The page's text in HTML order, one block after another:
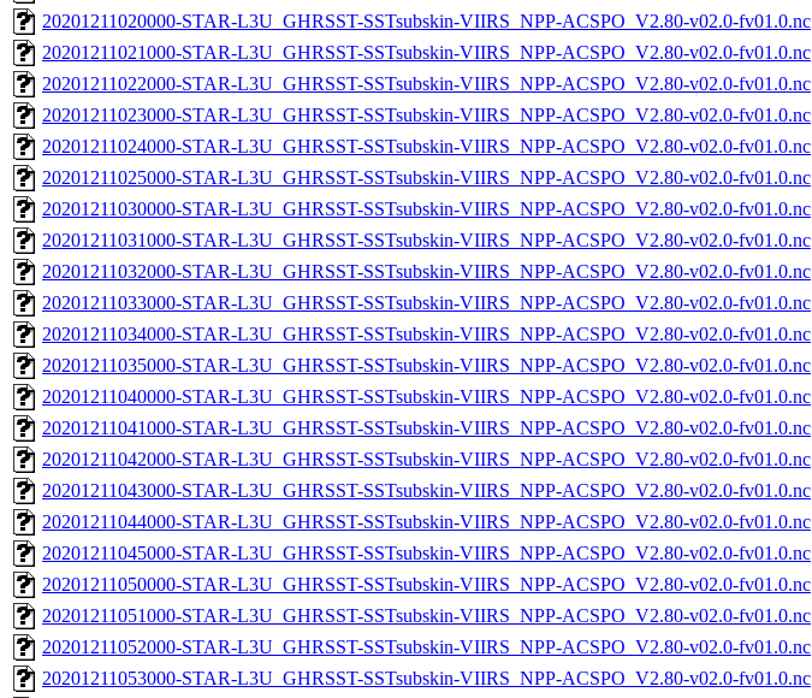
20201211020000-STAR-L3U_GHRSST-SSTsubskin-VIIRS_NPP-ACSPO_V2.80-v02.0-fv01.0.nc
20201211021000-STAR-L3U_GHRSST-SSTsubskin-VIIRS_NPP-ACSPO_V2.80-v02.0-fv01.0.nc
20201211022000-STAR-L3U_GHRSST-SSTsubskin-VIIRS_NPP-ACSPO_V2.80-v02.0-fv01.0.nc
20201211023000-STAR-L3U_GHRSST-SSTsubskin-VIIRS_NPP-ACSPO_V2.80-v02.0-fv01.0.nc
20201211024000-STAR-L3U_GHRSST-SSTsubskin-VIIRS_NPP-ACSPO_V2.80-v02.0-fv01.0.nc
20201211025000-STAR-L3U_GHRSST-SSTsubskin-VIIRS_NPP-ACSPO_V2.80-v02.0-fv01.0.nc
20201211030000-STAR-L3U_GHRSST-SSTsubskin-VIIRS_NPP-ACSPO_V2.80-v02.0-fv01.0.nc
20201211031000-STAR-L3U_GHRSST-SSTsubskin-VIIRS_NPP-ACSPO_V2.80-v02.0-fv01.0.nc
20201211032000-STAR-L3U_GHRSST-SSTsubskin-VIIRS_NPP-ACSPO_V2.80-v02.0-fv01.0.nc
20201211033000-STAR-L3U_GHRSST-SSTsubskin-VIIRS_NPP-ACSPO_V2.80-v02.0-fv01.0.nc
20201211034000-STAR-L3U_GHRSST-SSTsubskin-VIIRS_NPP-ACSPO_V2.80-v02.0-fv01.0.nc
20201211035000-STAR-L3U_GHRSST-SSTsubskin-VIIRS_NPP-ACSPO_V2.80-v02.0-fv01.0.nc
20201211040000-STAR-L3U_GHRSST-SSTsubskin-VIIRS_NPP-ACSPO_V2.80-v02.0-fv01.0.nc
20201211041000-STAR-L3U_GHRSST-SSTsubskin-VIIRS_NPP-ACSPO_V2.80-v02.0-fv01.0.nc
20201211042000-STAR-L3U_GHRSST-SSTsubskin-VIIRS_NPP-ACSPO_V2.80-v02.0-fv01.0.nc
20201211043000-STAR-L3U_GHRSST-SSTsubskin-VIIRS_NPP-ACSPO_V2.80-v02.0-fv01.0.nc
20201211044000-STAR-L3U_GHRSST-SSTsubskin-VIIRS_NPP-ACSPO_V2.80-v02.0-fv01.0.nc
20201211045000-STAR-L3U_GHRSST-SSTsubskin-VIIRS_NPP-ACSPO_V2.80-v02.0-fv01.0.nc
20201211050000-STAR-L3U_GHRSST-SSTsubskin-VIIRS_NPP-ACSPO_V2.80-v02.0-fv01.0.nc
20201211051000-STAR-L3U_GHRSST-SSTsubskin-VIIRS_NPP-ACSPO_V2.80-v02.0-fv01.0.nc
20201211052000-STAR-L3U_GHRSST-SSTsubskin-VIIRS_NPP-ACSPO_V2.80-v02.0-fv01.0.nc
20201211053000-STAR-L3U_GHRSST-SSTsubskin-VIIRS_NPP-ACSPO_V2.80-v02.0-fv01.0.nc